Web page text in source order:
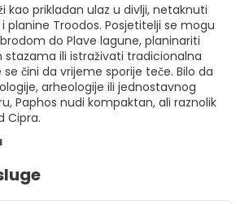
kao prikladan ulaz u divlji, netaknuti
planine Troodos. Posjetitelji se mogu
do Plave lagune, planinariti
stazama ili istraživati tradicionalna
čini da vrijeme sporije teče. Bilo da
arheologije ili jednostavnog
Paphos nudi kompaktan, ali raznolik
Cipra.